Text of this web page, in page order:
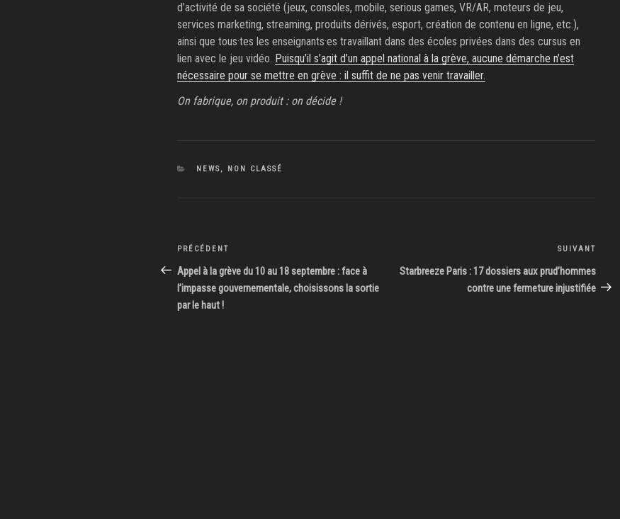
d’activité de sa société (jeux, consoles, mobile, serious games, VR/AR, moteurs de jeu,
services marketing, streaming, produits dérivés, esport, création de contenu en ligne, etc.),
ainsi que tous·tes les enseignants·es travaillant dans des écoles privées dans des cursus en
lien avec le jeu vidéo. Puisqu’il s’agit d’un appel national à la grève, aucune démarche n’est
nécessaire pour se mettre en grève : il suffit de ne pas venir travailler.
On fabrique, on produit : on décide !
CATÉGORIES
NEWS, NON CLASSÉ
Navigation
de
l’article
Article
précédent
PRÉCÉDENT
Appel à la grève du 10 au 18 septembre : face à
l’impasse gouvernementale, choisissons la sortie
par le haut !
Article
suivant
SUIVANT
Starbreeze Paris : 17 dossiers aux prud’hommes
contre une fermeture injustifiée